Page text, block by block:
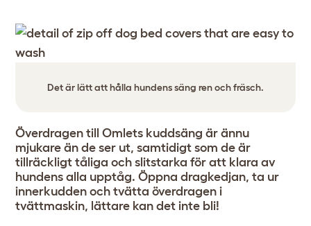
Det är lätt att hålla hundens säng ren och fräsch.
Överdragen till Omlets kuddsäng är ännu
mjukare än de ser ut, samtidigt som de är
tillräckligt tåliga och slitstarka för att klara av
hundens alla upptåg. Öppna dragkedjan, ta ur
innerkudden och tvätta överdragen i
tvättmaskin, lättare kan det inte bli!